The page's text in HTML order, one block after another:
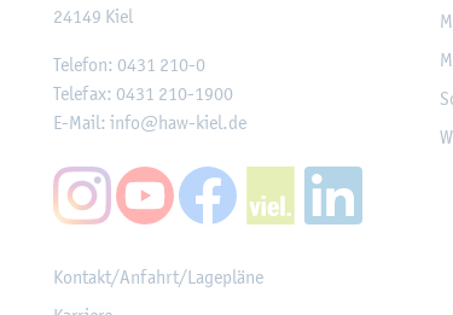
24149 Kiel
Te­le­fon: 0431 210-0
Te­le­fax: 0431 210-1900
E-Mail: info@​haw-​kiel.​de
Kon­takt/An­fahrt/La­ge­plä­ne